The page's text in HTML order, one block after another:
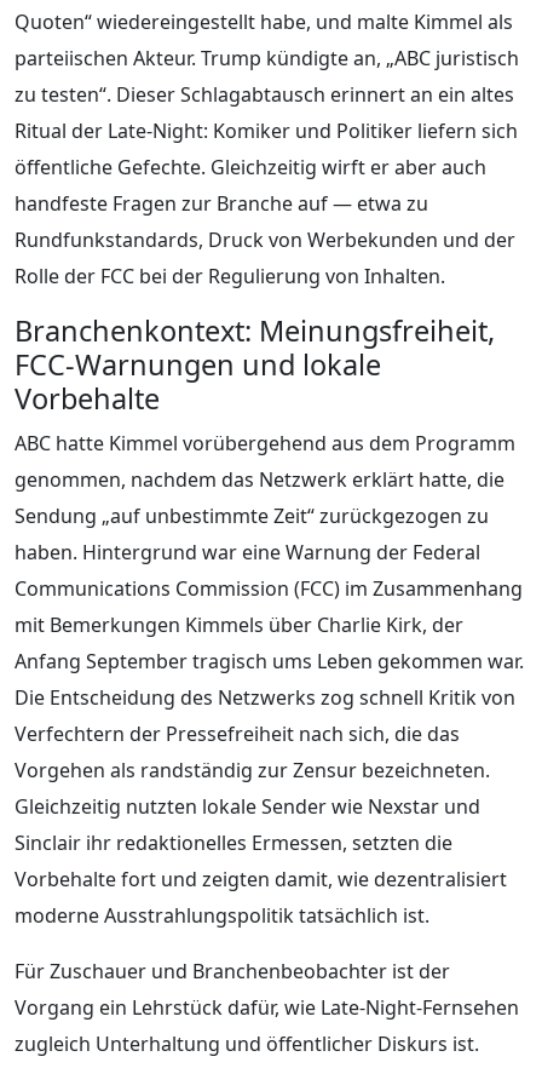
Quoten“ wiedereingestellt habe, und malte Kimmel als
parteiischen Akteur. Trump kündigte an, „ABC juristisch
zu testen“. Dieser Schlagabtausch erinnert an ein altes
Ritual der Late-Night: Komiker und Politiker liefern sich
öffentliche Gefechte. Gleichzeitig wirft er aber auch
handfeste Fragen zur Branche auf — etwa zu
Rundfunkstandards, Druck von Werbekunden und der
Rolle der FCC bei der Regulierung von Inhalten.
Branchenkontext: Meinungsfreiheit,
FCC-Warnungen und lokale
Vorbehalte
ABC hatte Kimmel vorübergehend aus dem Programm
genommen, nachdem das Netzwerk erklärt hatte, die
Sendung „auf unbestimmte Zeit“ zurückgezogen zu
haben. Hintergrund war eine Warnung der Federal
Communications Commission (FCC) im Zusammenhang
mit Bemerkungen Kimmels über Charlie Kirk, der
Anfang September tragisch ums Leben gekommen war.
Die Entscheidung des Netzwerks zog schnell Kritik von
Verfechtern der Pressefreiheit nach sich, die das
Vorgehen als randständig zur Zensur bezeichneten.
Gleichzeitig nutzten lokale Sender wie Nexstar und
Sinclair ihr redaktionelles Ermessen, setzten die
Vorbehalte fort und zeigten damit, wie dezentralisiert
moderne Ausstrahlungspolitik tatsächlich ist.
Für Zuschauer und Branchenbeobachter ist der
Vorgang ein Lehrstück dafür, wie Late-Night-Fernsehen
zugleich Unterhaltung und öffentlicher Diskurs ist.